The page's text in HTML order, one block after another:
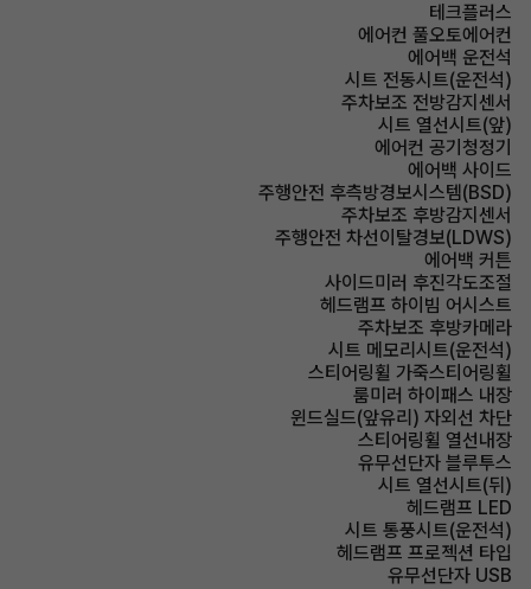
테크플러스
에어컨 풀오토에어컨
에어백 운전석
시트 전동시트(운전석)
주차보조 전방감지센서
시트 열선시트(앞)
에어컨 공기청정기
에어백 사이드
주행안전 후측방경보시스템(BSD)
주차보조 후방감지센서
주행안전 차선이탈경보(LDWS)
에어백 커튼
사이드미러 후진각도조절
헤드램프 하이빔 어시스트
주차보조 후방카메라
시트 메모리시트(운전석)
스티어링휠 가죽스티어링휠
룸미러 하이패스 내장
윈드실드(앞유리) 자외선 차단
스티어링휠 열선내장
유무선단자 블루투스
시트 열선시트(뒤)
헤드램프 LED
시트 통풍시트(운전석)
헤드램프 프로젝션 타입
유무선단자 USB